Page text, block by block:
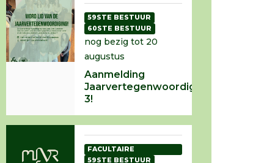
Aanmelding
Jaarvertegenwoordiging
3!
nog bezig tot 20
augustus
59STE BESTUUR
60STE BESTUUR
FACULTAIRE
INTRODUCTIE
59STE BESTUUR